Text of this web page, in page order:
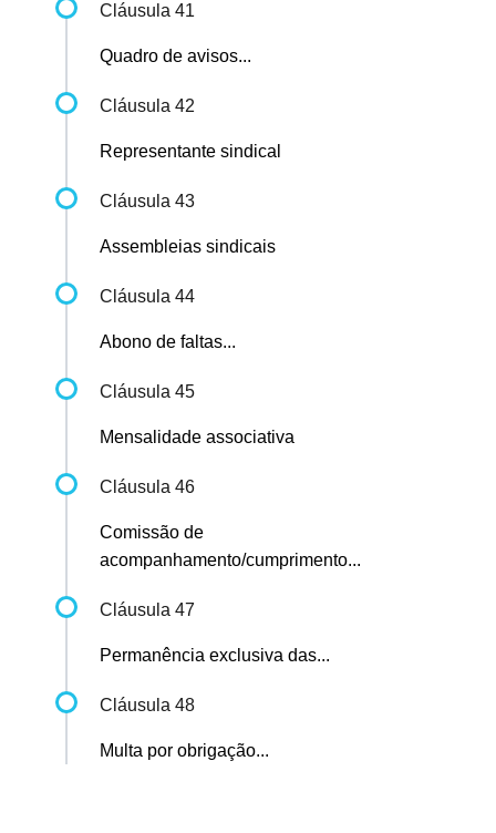
Cláusula 41
Quadro de avisos...
Cláusula 42
Representante sindical
Cláusula 43
Assembleias sindicais
Cláusula 44
Abono de faltas...
Cláusula 45
Mensalidade associativa
Cláusula 46
Comissão de
acompanhamento/cumprimento...
Cláusula 47
Permanência exclusiva das...
Cláusula 48
Multa por obrigação...